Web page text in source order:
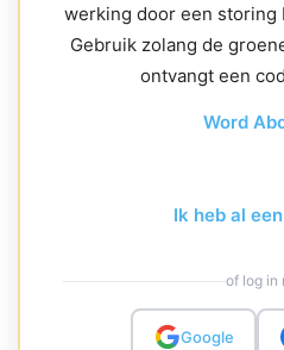
werking door een storing
Gebruik zolang de
ontvangt een
Word
Ik heb al
of log in
Google